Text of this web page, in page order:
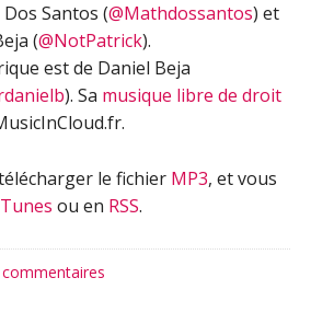
Santos (@Mathdossantos) et
(@NotPatrick).
est de Daniel Beja
). Sa musique libre de droit
le fichier MP3, et vous
ou en RSS.